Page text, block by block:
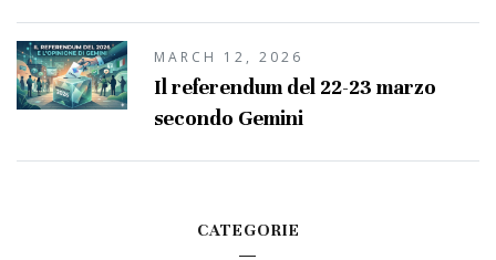
MARCH 12, 2026
Il referendum del 22-23 marzo
secondo Gemini
CATEGORIE